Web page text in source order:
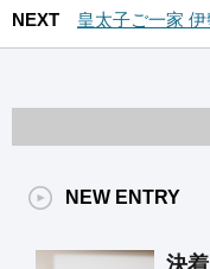
NEXT
皇太子ご一家
NEW ENTRY